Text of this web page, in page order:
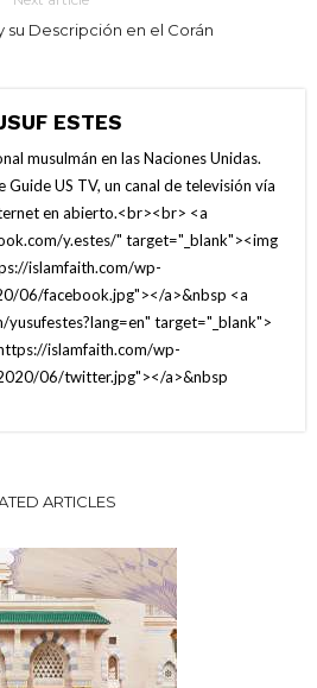
su Descripción en el Corán
ESTES
musulmán en las Naciones Unidas.
US TV, un canal de televisión vía
en abierto.<br><br> <a
y.estes/" target="_blank"><img
islamfaith.com/wp-
06/facebook.jpg"></a>&nbsp <a
target="_blank">
islamfaith.com/wp-
06/twitter.jpg"></a>&nbsp
ARTICLES